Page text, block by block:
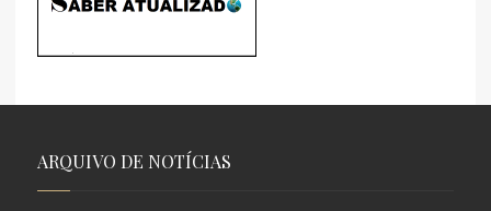
ARQUIVO DE NOTÍCIAS